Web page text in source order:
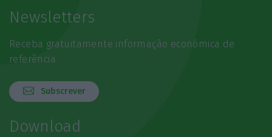
Newsletters
Receba gratuitamente informação económica de
referência
Subscrever
Download